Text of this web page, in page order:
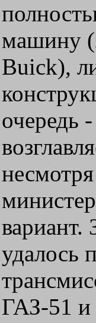
машину
Buick),
очередь
вариант.
удалось
ГАЗ-51